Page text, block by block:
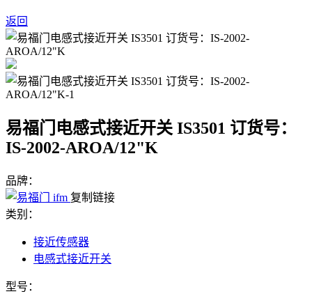
返回
易福门电感式接近开关 IS3501 订货号：
IS-2002-AROA/12"K
品牌：
复制链接
类别：
接近传感器
电感式接近开关
型号：